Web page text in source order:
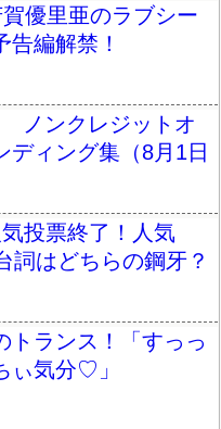
賀優里亜のラブシー
告編解禁！
ノンクレジットオ
ディング集（8月1日
投票終了！人気
詞はどちらの鋼牙？
トランス！「すっっ
ぃ気分♡」